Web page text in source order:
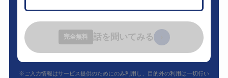
完全無料 話を聞いてみる
※ご入力情報はサービス提供のためにのみ利用し、目的外の利用は一切行い